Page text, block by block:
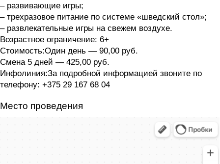
– развивающие игры;
– трехразовое питание по системе «шведский стол»;
– развлекательные игры на свежем воздухе.
Возрастное ограничение: 6+
Стоимость:Один день — 90,00 руб.
Смена 5 дней — 425,00 руб.
Инфолиния:За подробной информацией звоните по
телефону: +375 29 167 68 04
Место проведения